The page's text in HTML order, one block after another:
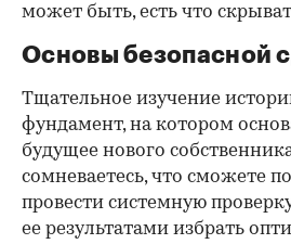
может быть, есть что
Основы безопасной
Тщательное изучение
фундамент, на котором
будущее нового
сомневаетесь, что сможете
провести системную
ее результатами избрать